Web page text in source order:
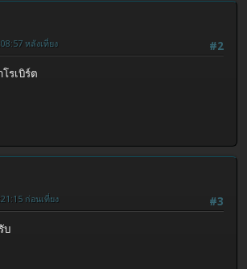
#2
หลังเที่ยง
รเบิร์ต
#3
ก่อนเที่ยง
บ